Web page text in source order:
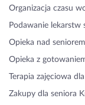
Organizacja czasu
Podawanie lekarstw
Opieka nad
Opieka z
Terapia zajęciowa
Zakupy dla seniora